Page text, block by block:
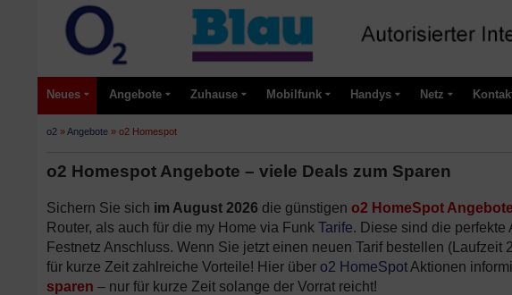
Neues Angebote Zuhause Mobilfunk Handys Netz
o2 »Angebote » o2 Homespot
o2 Homespot Angebote – viele Deals zum Sparen
Sichern Sie sich im August 2026 die günstigen o2 HomeSpot Angebote
Router, als auch für die my Home via Funk Tarife. Diese sind die perfekte
Festnetz Anschluss. Wenn Sie jetzt einen neuen Tarif bestellen (Laufzeit
für kurze Zeit zahlreiche Vorteile! Hier über o2 HomeSpotAktionen
sparen – nur für kurze Zeit solange der Vorrat reicht!